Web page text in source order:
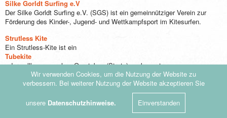
Silke Gorldt Surfing e.V
Der Silke Gorldt Surfing e.V. (SGS) ist ein gemeinnütziger Verein zur
Förderung des Kinder-, Jugend- und Wettkampfsport im Kitesurfen.
Strutless Kite
Ein Strutless-Kite ist ein
Tubekite
, der vollkommen ohne Quertubes (Struts) auskommt.
Surfspots
Surfspots oder auch Surfreviere oder Kitespots werden die wassernahen
Gebiete, Strände oder Ufer bezeichnet, an denen es möglich ist Surfen zu
Wir verwenden Cookies, um die Nutzung der Website zu
verbessern. Bei weiterer Nutzung der Website akzeptieren Sie
unsere Datenschutzhinweise. Einverstanden